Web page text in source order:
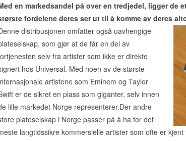
en markedsandel på over en tredjedel, ligger de
fordelene deres ser ut til å komme av deres
distribusjonen omfatter også uavhengige
som gjør at de får en del av
selv fra artister som ikke er direkte
hos Universal. Med noen av de største
artistene som Eminem og Taylor
er de sikret en plass som giganter, selv innen
lille markedet Norge representerer.Der andre
plateselskap i Norge passer på å ha for det
langtidssikre kommersielle artister som ofte er